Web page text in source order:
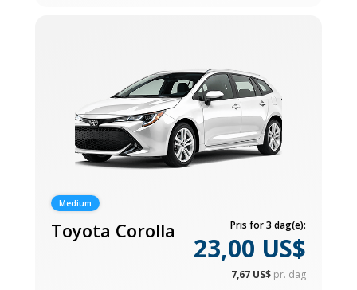
Medium
Toyota Corolla Pris for 3 dag(e):
23,00 US$
7,67 US$ pr. dag